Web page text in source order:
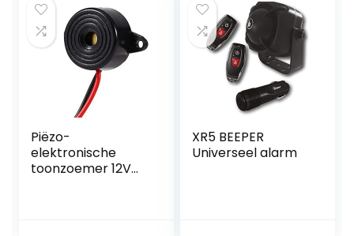
Touchscreen
Gebruiksvriendelijk
Ziekenhuis, Snack,
Bar
Piëzo-
elektronische
toonzoemer 12V
XR5 BEEPER
Universeel alarm